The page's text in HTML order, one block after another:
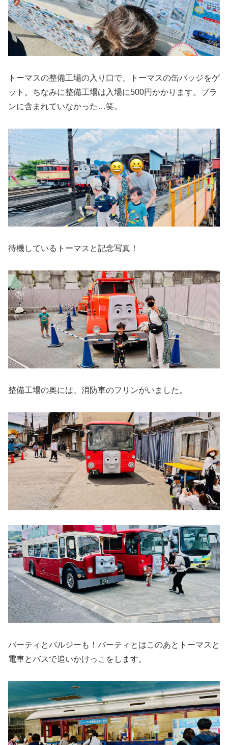
トーマスの整備工場の入り口で、トーマスの缶バッジをゲ
ット。ちなみに整備工場は入場に500円かかります。プラ
ンに含まれていなかった…笑。
待機しているトーマスと記念写真！
整備工場の奥には、消防車のフリンがいました。
バーティとバルジーも！バーティとはこのあとトーマスと
電車とバスで追いかけっこをします。